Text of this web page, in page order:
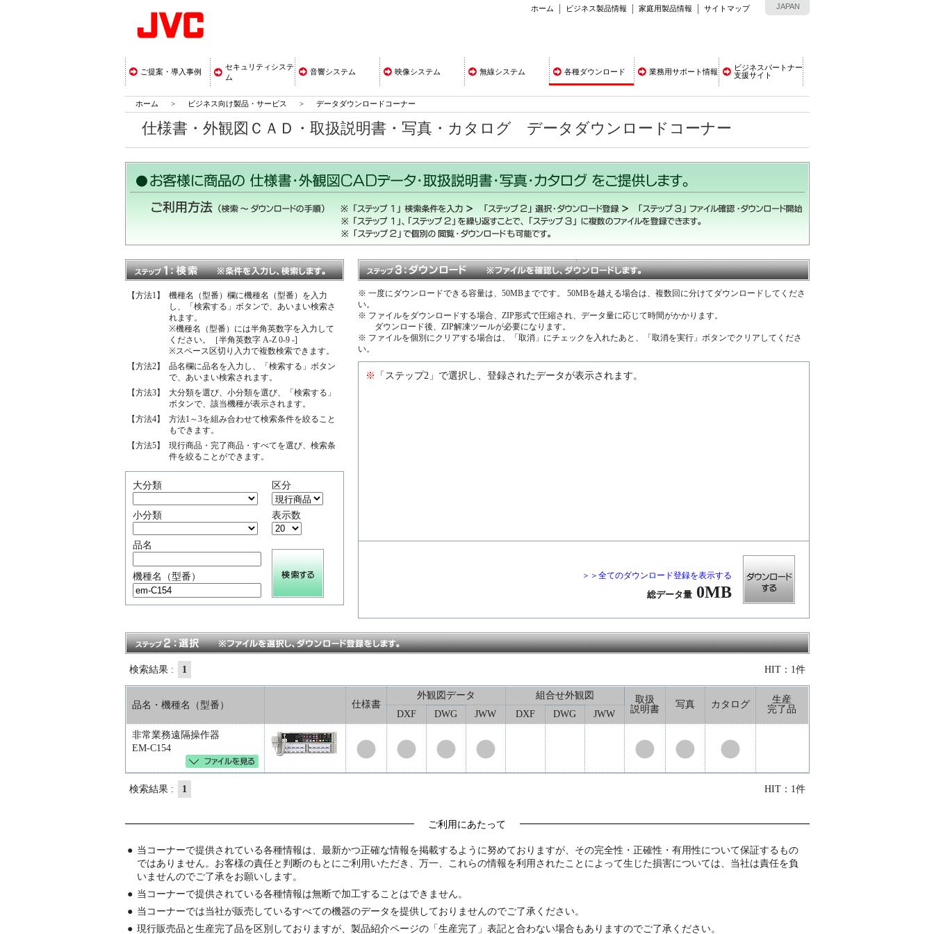
JAPAN
ホーム ビジネス製品情報 家庭用製品情報 サイトマップ
ご提案・導入事例
セキュリティシステ
ム
音響システム 映像システム 無線システム 各種ダウンロード 業務用サポート情報
ビジネスパートナー
支援サイト
ホーム > ビジネス向け製品・サービス > データダウンロードコーナー
仕様書・外観図ＣＡＤ・取扱説明書・写真・カタログ データダウンロードコーナー
【方法1】
機種名（型番）欄に機種名（型番）を入力
し、「検索する」ボタンで、あいまい検索さ
れます。
※機種名（型番）には半角英数字を入力して
ください。［半角英数字 A-Z 0-9 -]
※スペース区切り入力で複数検索できます。
【方法2】
品名欄に品名を入力し、「検索する」ボタン
で、あいまい検索されます。
【方法3】
大分類を選び、小分類を選び、「検索する」
ボタンで、該当機種が表示されます。
【方法4】
方法1～3を組み合わせて検索条件を絞ること
もできます。
【方法5】
現行商品・完了商品・すべてを選び、検索条
件を絞ることができます。
大分類 区分
小分類 表示数
品名
機種名（型番）
※ 一度にダウンロードできる容量は、50MBまでです。 50MBを越える場合は、複数回に分けてダウンロードしてくださ
い。
※ ファイルをダウンロードする場合、ZIP形式で圧縮され、データ量に応じて時間がかかります。
ダウンロード後、ZIP解凍ツールが必要になります。
※ ファイルを個別にクリアする場合は、「取消」にチェックを入れたあと、「取消を実行」ボタンでクリアしてくださ
い。
※ 「ステップ2」で選択し、登録されたデータが表示されます。
＞＞全てのダウンロード登録を表示する
総データ量 0MB
検索結果 : 1 HIT：1件
品名・機種名（型番） 仕様書
外観図データ 組合せ外観図
取扱
説明書
写真 カタログ
生産
完了品
DXF DWG JWW DXF DWG
JWW
非常業務遠隔操作器
EM-C154
検索結果 : 1 HIT：1件
ご利用にあたって
● 当コーナーで提供されている各種情報は、最新かつ正確な情報を掲載するように努めておりますが、その完全性・正確性・有用性について保証するもの
ではありません。お客様の責任と判断のもとにご利用いただき、万一、これらの情報を利用されたことによって生じた損害については、当社は責任を負
いませんのでご了承をお願いします。
● 当コーナーで提供されている各種情報は無断で加工することはできません。
● 当コーナーでは当社が販売しているすべての機器のデータを提供しておりませんのでご了承ください。
● 現行販売品と生産完了品を区別しておりますが、製品紹介ページの「生産完了」表記と合わない場合もありますのでご了承ください。